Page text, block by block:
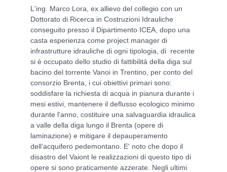
L'ing. Marco Lora, ex allievo del collegio con un
Dottorato di Ricerca in Costruzioni Idrauliche
conseguito presso il Dipartimento ICEA, dopo una
casta esperienza come project manager di
infrastrutture idrauliche di ogni tipologia, di recente
si è occupato dello studio di fattibilità della diga sul
bacino del torrente Vanoi in Trentino, per conto del
consorzio Brenta, i cui obiettivi primari sono:
soddisfare la richiesta di acqua in pianura durante i
mesi estivi, mantenere il deflusso ecologico minimo
durante l'anno, costituire una salvaguardia idraulica
a valle della diga lungo il Brenta (opere di
laminazione) e mitigare il depauperamento
dell’acquifero pedemontano. E' noto che dopo il
disastro del Vaiont le realizzazioni di questo tipo di
opere si sono praticamente azzerate. Negli ultimi